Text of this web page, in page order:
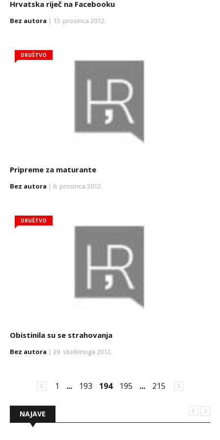
Hrvatska riječ na Facebooku
Bez autora | 13. prosinca 2012.
DRUŠTVO
Pripreme za maturante
Bez autora | 6. prosinca 2012.
DRUŠTVO
Obistinila su se strahovanja
Bez autora | 29. studenoga 2012.
1 ... 193 194 195 ... 215
NAJAVE